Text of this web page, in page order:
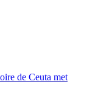
de Ceuta met